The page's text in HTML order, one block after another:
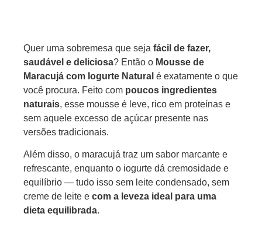
Quer uma sobremesa que seja fácil de fazer,
saudável e deliciosa? Então o Mousse de
Maracujá com Iogurte Natural é exatamente o que
você procura. Feito com poucos ingredientes
naturais, esse mousse é leve, rico em proteínas e
sem aquele excesso de açúcar presente nas
versões tradicionais.
Além disso, o maracujá traz um sabor marcante e
refrescante, enquanto o iogurte dá cremosidade e
equilíbrio — tudo isso sem leite condensado, sem
creme de leite e com a leveza ideal para uma
dieta equilibrada.